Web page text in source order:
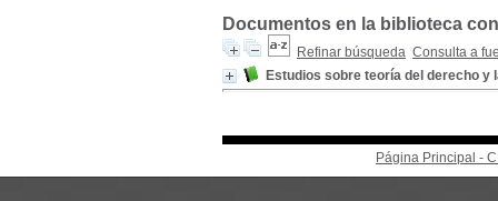
Documentos en la biblioteca
Refinar búsqueda Consulta a
Estudios sobre teoría del derecho y
Página Principal -